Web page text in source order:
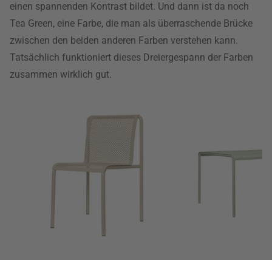
einen spannenden Kontrast bildet. Und dann ist da noch
Tea Green, eine Farbe, die man als überraschende Brücke
zwischen den beiden anderen Farben verstehen kann.
Tatsächlich funktioniert dieses Dreiergespann der Farben
zusammen wirklich gut.